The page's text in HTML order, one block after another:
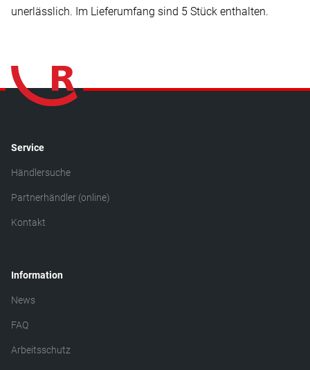
unerlässlich. Im Lieferumfang sind 5 Stück enthalten.
Service
Händlersuche
Partnerhändler (online)
Kontakt
Information
News
FAQ
Arbeitsschutz